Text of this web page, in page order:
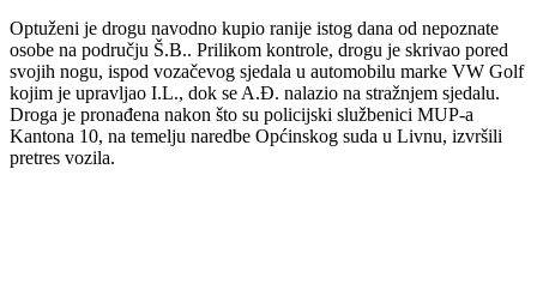
Optuženi je drogu navodno kupio ranije istog dana od nepoznate
osobe na području Š.B.. Prilikom kontrole, drogu je skrivao pored
svojih nogu, ispod vozačevog sjedala u automobilu marke VW Golf
kojim je upravljao I.L., dok se A.Đ. nalazio na stražnjem sjedalu.
Droga je pronađena nakon što su policijski službenici MUP-a
Kantona 10, na temelju naredbe Općinskog suda u Livnu, izvršili
pretres vozila.